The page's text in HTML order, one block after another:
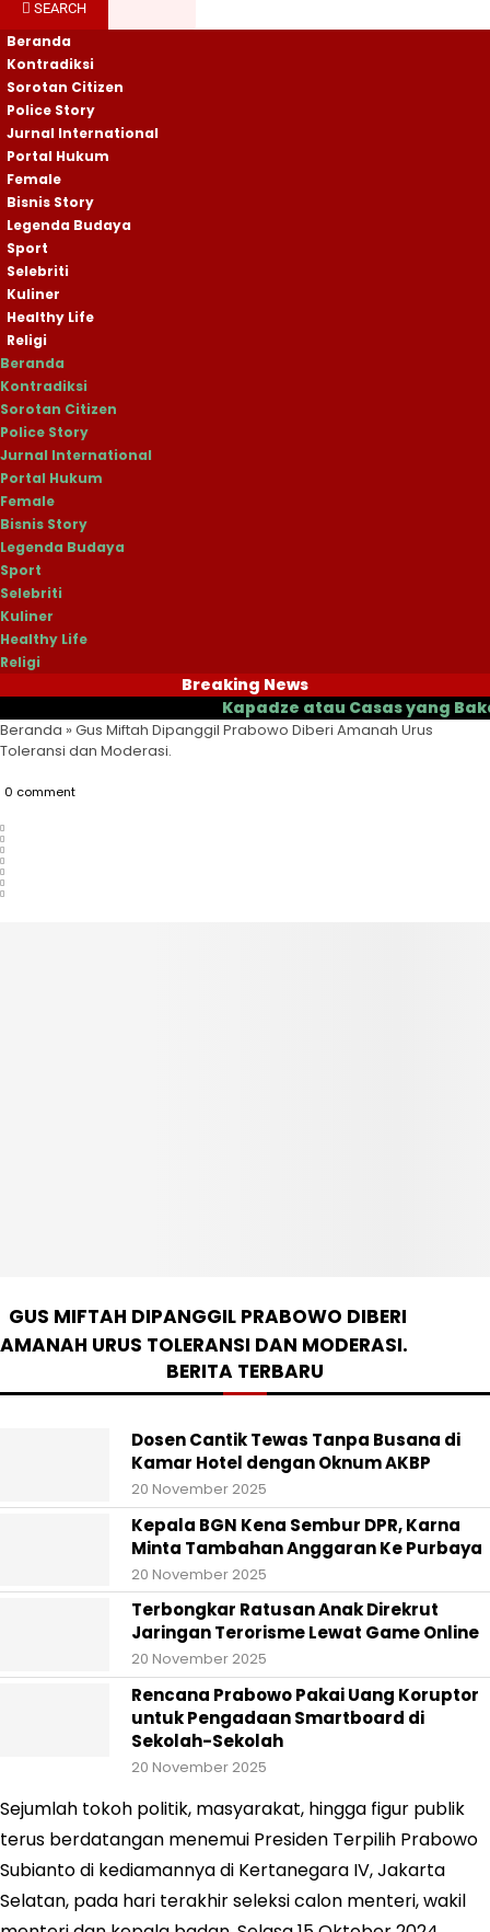
SEARCH
Beranda
Kontradiksi
Sorotan Citizen
Police Story
Jurnal International
Portal Hukum
Female
Bisnis Story
Legenda Budaya
Sport
Selebriti
Kuliner
Healthy Life
Religi
Beranda
Kontradiksi
Sorotan Citizen
Police Story
Jurnal International
Portal Hukum
Female
Bisnis Story
Legenda Budaya
Sport
Selebriti
Kuliner
Healthy Life
Religi
Breaking News
Kapadze atau Casas yang Bakal
Beranda »Gus Miftah Dipanggil Prabowo Diberi Amanah Urus
Toleransi dan Moderasi.
0 comment
GUS MIFTAH DIPANGGIL PRABOWO DIBERI
AMANAH URUS TOLERANSI DAN MODERASI.
BERITA TERBARU
Dosen Cantik Tewas Tanpa Busana di
Kamar Hotel dengan Oknum AKBP
20 November 2025
Kepala BGN Kena Sembur DPR, Karna
Minta Tambahan Anggaran Ke Purbaya
20 November 2025
Terbongkar Ratusan Anak Direkrut
Jaringan Terorisme Lewat Game Online
20 November 2025
Rencana Prabowo Pakai Uang Koruptor
untuk Pengadaan Smartboard di
Sekolah-Sekolah
20 November 2025
Sejumlah tokoh politik, masyarakat, hingga figur publik
terus berdatangan menemui Presiden Terpilih Prabowo
Subianto di kediamannya di Kertanegara IV, Jakarta
Selatan, pada hari terakhir seleksi calon menteri, wakil